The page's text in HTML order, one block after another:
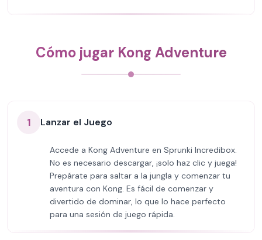
Cómo jugar Kong Adventure
1 Lanzar el Juego
Accede a Kong Adventure en Sprunki Incredibox.
No es necesario descargar, ¡solo haz clic y juega!
Prepárate para saltar a la jungla y comenzar tu
aventura con Kong. Es fácil de comenzar y
divertido de dominar, lo que lo hace perfecto
para una sesión de juego rápida.